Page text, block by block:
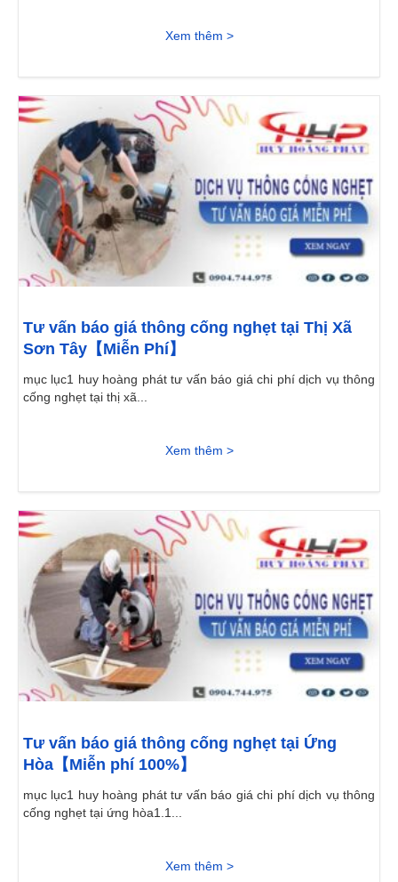
Xem thêm >
Tư vấn báo giá thông cống nghẹt tại Thị Xã
Sơn Tây【Miễn Phí】
mục lục1 huy hoàng phát tư vấn báo giá chi phí dịch vụ thông
cống nghẹt tại thị xã...
Xem thêm >
Tư vấn báo giá thông cống nghẹt tại Ứng
Hòa【Miễn phí 100%】
mục lục1 huy hoàng phát tư vấn báo giá chi phí dịch vụ thông
cống nghẹt tại ứng hòa1.1...
Xem thêm >